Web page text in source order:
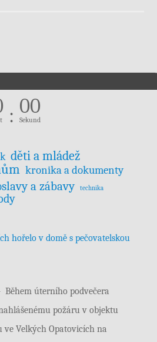
: 00
Sekund
děti a mládež
kronika a dokumenty
a zábavy technika
hořelo v domě s pečovatelskou
Během úterního podvečera
požáru v objektu
ve Velkých Opatovicích na